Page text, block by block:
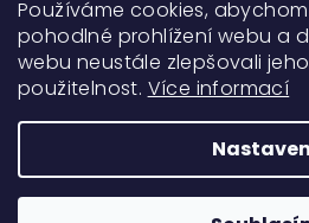
Používáme cookies,
pohodlné prohlížení webu a
webu neustále zlepšovali
použitelnost. Více informací
Sledovat na